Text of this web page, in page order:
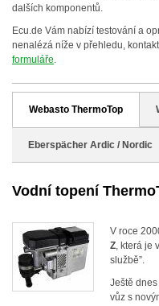
dalších komponentů.
Ecu.de Vám nabízí testování a
nenalézá níže v přehledu,
formuláře.
Webasto ThermoTop
Eberspächer Ardic / Nordic
Vodní topení
V roce
Z, která je
službě”.
Ještě
vůz s